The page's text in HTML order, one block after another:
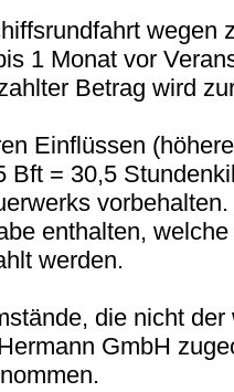
wegen
1 Monat vor
Betrag wird
Einflüssen
Bft = 30,5
enthalten,
werden.
die nicht der
GmbH